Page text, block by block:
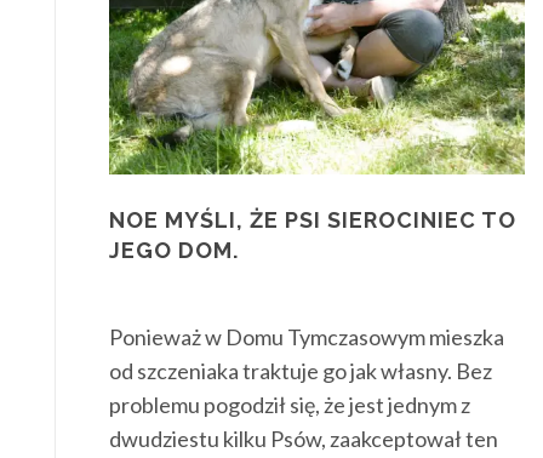
NOE MYŚLI, ŻE PSI SIEROCINIEC TO
JEGO DOM.
Ponieważ w Domu Tymczasowym mieszka
od szczeniaka traktuje go jak własny. Bez
problemu pogodził się, że jest jednym z
dwudziestu kilku Psów, zaakceptował ten